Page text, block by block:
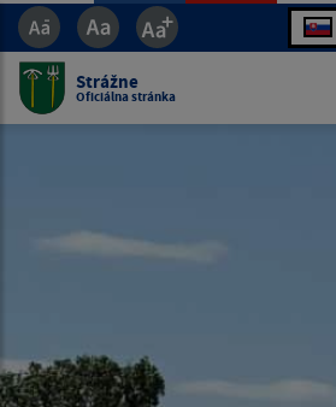
Strážne
Oficiálna stránka